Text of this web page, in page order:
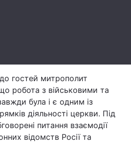
гостей митрополит
робота з військовими та
була і є одним із
діяльності церкви. Під
питання взаємодії
відомств Росії та